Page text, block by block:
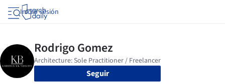
Iniciar sesión
Seguir